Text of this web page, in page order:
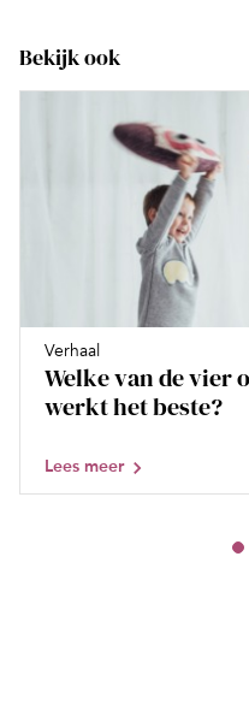
Bekijk ook
Verhaal
Welke van de vier
werkt het beste?
Lees meer